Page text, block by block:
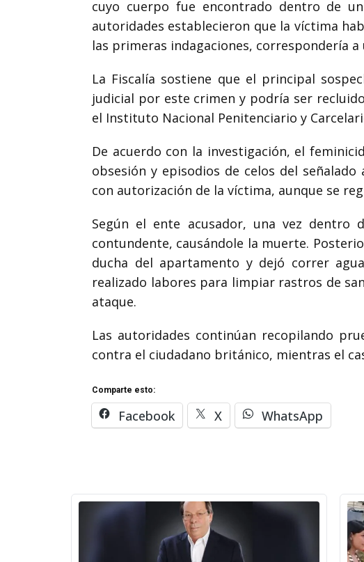
cuyo cuerpo fue encontrado dentro de
autoridades establecieron que la víctima
las primeras indagaciones, correspondería
La Fiscalía sostiene que el principal
judicial por este crimen y podría ser
el Instituto Nacional Penitenciario y
De acuerdo con la investigación, el
obsesión y episodios de celos del
con autorización de la víctima, aunque se
Según el ente acusador, una vez dentro
contundente, causándole la muerte.
ducha del apartamento y dejó correr
realizado labores para limpiar rastros de
ataque.
Las autoridades continúan recopilando
contra el ciudadano británico, mientras el
Comparte esto:
Facebook X WhatsApp